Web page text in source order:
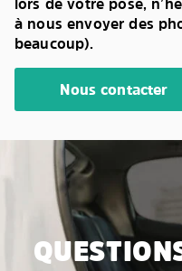
à nous envoyer des
beaucoup).
Nous contacter